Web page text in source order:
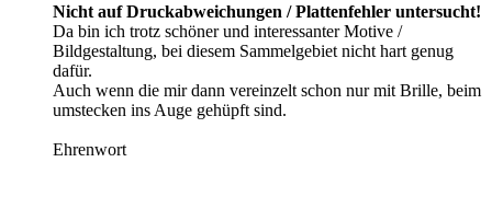
Nicht auf Druckabweichungen / Plattenfehler untersucht!
Da bin ich trotz schöner und interessanter Motive /
Bildgestaltung, bei diesem Sammelgebiet nicht hart genug
dafür.
Auch wenn die mir dann vereinzelt schon nur mit Brille, beim
umstecken ins Auge gehüpft sind.
Ehrenwort